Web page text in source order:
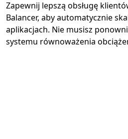
Zapewnij lepszą obsługę
Balancer, aby automatycznie
aplikacjach. Nie musisz
systemu równoważenia